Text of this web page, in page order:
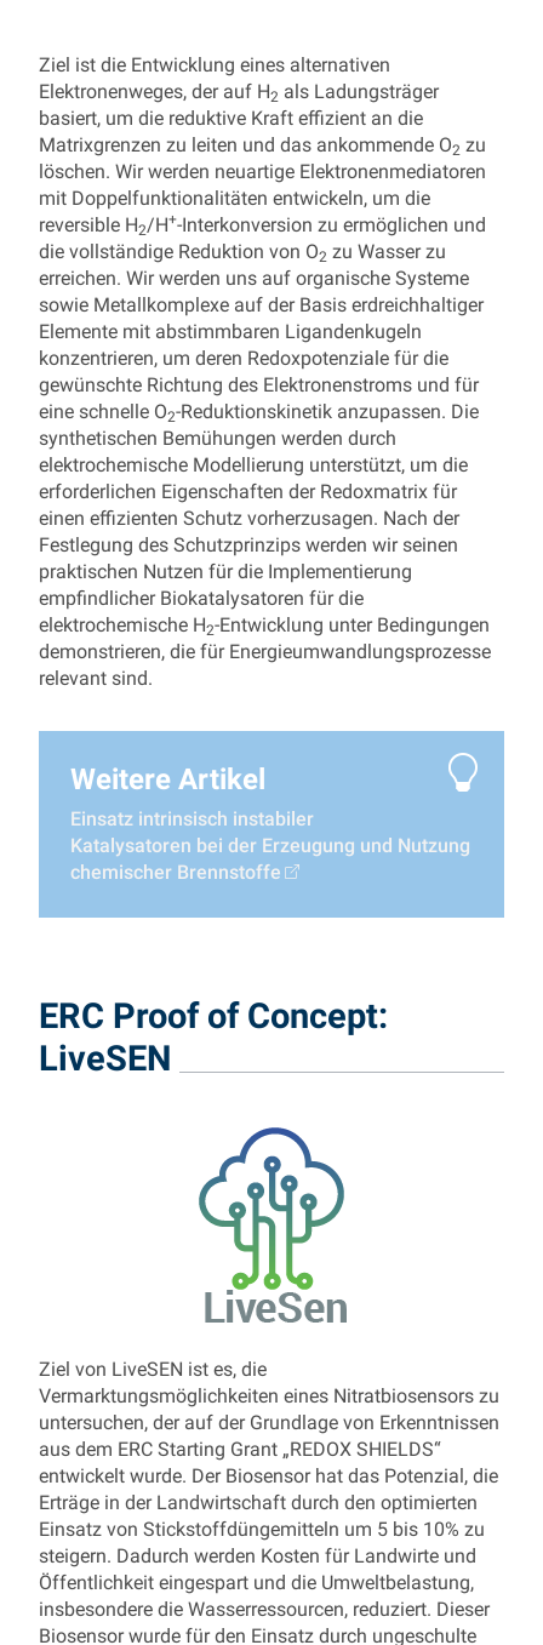
Ziel ist die Entwicklung eines alternativen
Elektronenweges, der auf H2 als Ladungsträger
basiert, um die reduktive Kraft effizient an die
Matrixgrenzen zu leiten und das ankommende O2 zu
löschen. Wir werden neuartige Elektronenmediatoren
mit Doppelfunktionalitäten entwickeln, um die
reversible H2/H+-Interkonversion zu ermöglichen und
die vollständige Reduktion von O2 zu Wasser zu
erreichen. Wir werden uns auf organische Systeme
sowie Metallkomplexe auf der Basis erdreichhaltiger
Elemente mit abstimmbaren Ligandenkugeln
konzentrieren, um deren Redoxpotenziale für die
gewünschte Richtung des Elektronenstroms und für
eine schnelle O2-Reduktionskinetik anzupassen. Die
synthetischen Bemühungen werden durch
elektrochemische Modellierung unterstützt, um die
erforderlichen Eigenschaften der Redoxmatrix für
einen effizienten Schutz vorherzusagen. Nach der
Festlegung des Schutzprinzips werden wir seinen
praktischen Nutzen für die Implementierung
empfindlicher Biokatalysatoren für die
elektrochemische H2-Entwicklung unter Bedingungen
demonstrieren, die für Energieumwandlungsprozesse
relevant sind.
Weitere Artikel
Einsatz intrinsisch instabiler
Katalysatoren bei der Erzeugung und Nutzung
chemischer Brennstoffe
ERC Proof of Concept:
LiveSEN
Ziel von LiveSEN ist es, die
Vermarktungsmöglichkeiten eines Nitratbiosensors zu
untersuchen, der auf der Grundlage von Erkenntnissen
aus dem ERC Starting Grant „REDOX SHIELDS“
entwickelt wurde. Der Biosensor hat das Potenzial, die
Erträge in der Landwirtschaft durch den optimierten
Einsatz von Stickstoffdüngemitteln um 5 bis 10% zu
steigern. Dadurch werden Kosten für Landwirte und
Öffentlichkeit eingespart und die Umweltbelastung,
insbesondere die Wasserressourcen, reduziert. Dieser
Biosensor wurde für den Einsatz durch ungeschulte